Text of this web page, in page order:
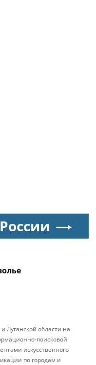
Луганской области на
поисковой
искусственного
по городам и